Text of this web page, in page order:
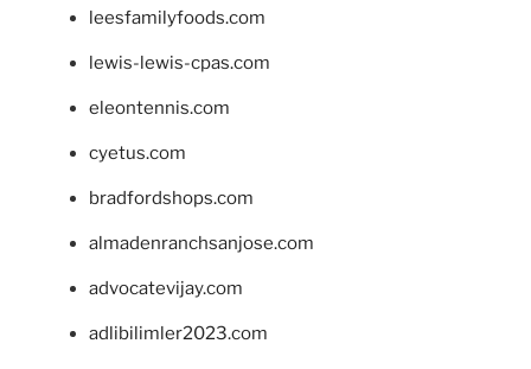
leesfamilyfoods.com
lewis-lewis-cpas.com
eleontennis.com
cyetus.com
bradfordshops.com
almadenranchsanjose.com
advocatevijay.com
adlibilimler2023.com